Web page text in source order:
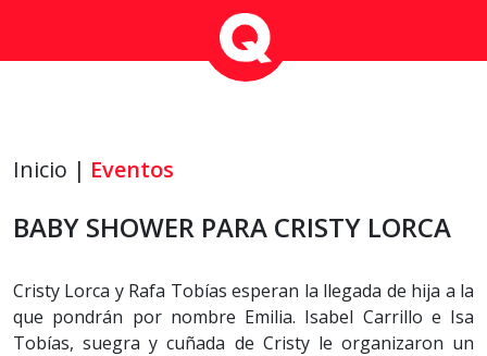
Inicio | Eventos
BABY SHOWER PARA CRISTY LORCA
Cristy Lorca y Rafa Tobías esperan la llegada de hija a la
que pondrán por nombre Emilia. Isabel Carrillo e Isa
Tobías, suegra y cuñada de Cristy le organizaron un